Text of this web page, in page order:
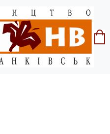
"Копаний м"яч у